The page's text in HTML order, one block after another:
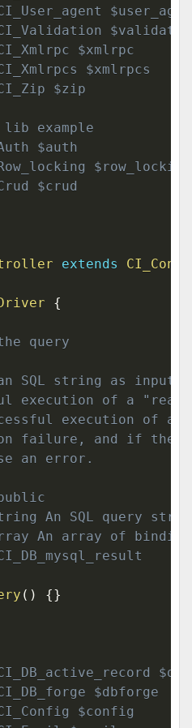
$xmlrpc
$xmlrpcs
$zip
lib example
$auth
$row_locking
$crud
extends
{
query
SQL string as input
execution of a
execution of a
failure, and if the
an error.
An SQL query
An array of
( ) {}
$db
$dbforge
$config